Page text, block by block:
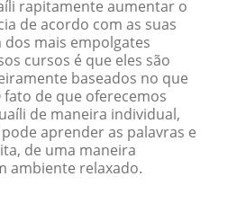
rapitamente aumentar o
de acordo com as suas
dos mais empolgates
cursos é que eles são
baseados no que
fato de que oferecemos
de maneira individual,
aprender as palavras e
de uma maneira
ambiente relaxado.